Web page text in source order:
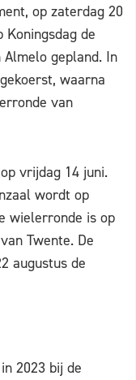
op zaterdag 20
de
gepland. In
waarna
van
vrijdag 14 juni.
wordt op
wielerronde is op
Twente. De
augustus de
2023 bij de